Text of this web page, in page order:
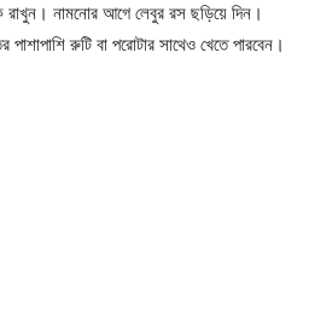
রাখুন। নামনোর আগে লেবুর রস ছড়িয়ে দিন।
রুটি বা পরোটার সাথেও খেতে পারবেন।